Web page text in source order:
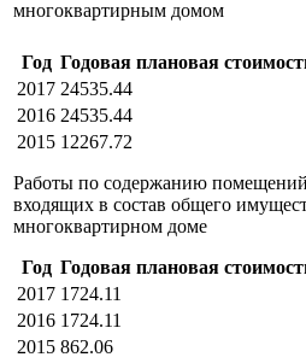
многоквартирным домом
Год Годовая плановая
2017 24535.44
2016 24535.44
2015 12267.72
Работы по содержанию
входящих в состав общего
многоквартирном доме
Год Годовая плановая
2017 1724.11
2016 1724.11
2015 862.06